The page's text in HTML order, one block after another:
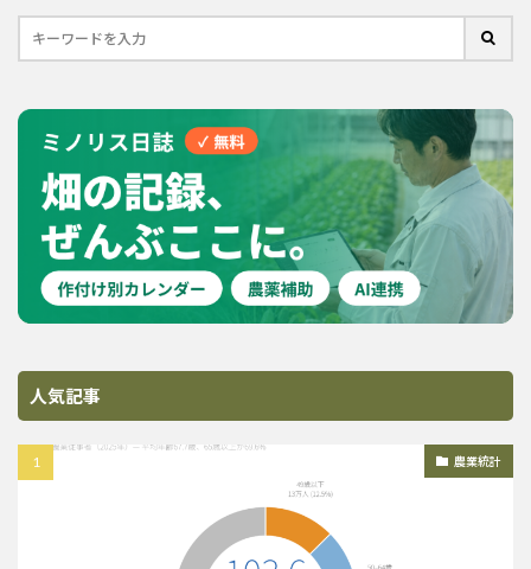
人気記事
農業統計